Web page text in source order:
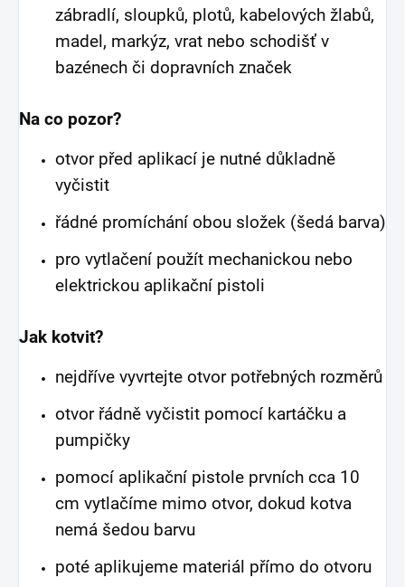
zábradlí, sloupků, plotů, kabelových žlabů,
madel, markýz, vrat nebo schodišť v
bazénech či dopravních značek
Na co pozor?
otvor před aplikací je nutné důkladně
vyčistit
řádné promíchání obou složek (šedá barva)
pro vytlačení použít mechanickou nebo
elektrickou aplikační pistoli
Jak kotvit?
nejdříve vyvrtejte otvor potřebných rozměrů
otvor řádně vyčistit pomocí kartáčku a
pumpičky
pomocí aplikační pistole prvních cca 10
cm vytlačíme mimo otvor, dokud kotva
nemá šedou barvu
poté aplikujeme materiál přímo do otvoru